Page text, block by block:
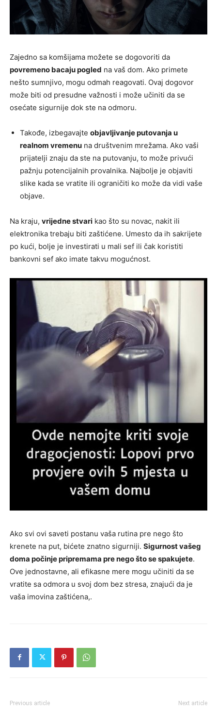
Zajedno sa komšijama možete se dogovoriti da
povremeno bacaju pogled na vaš dom. Ako primete
nešto sumnjivo, mogu odmah reagovati. Ovaj dogovor
može biti od presudne važnosti i može učiniti da se
osećate sigurnije dok ste na odmoru.
Takođe, izbegavajte objavljivanje putovanja u
realnom vremenu na društvenim mrežama. Ako vaši
prijatelji znaju da ste na putovanju, to može privući
pažnju potencijalnih provalnika. Najbolje je objaviti
slike kada se vratite ili ograničiti ko može da vidi vaše
objave.
Na kraju, vrijedne stvari kao što su novac, nakit ili
elektronika trebaju biti zaštićene. Umesto da ih sakrijete
po kući, bolje je investirati u mali sef ili čak koristiti
bankovni sef ako imate takvu mogućnost.
Ako svi ovi saveti postanu vaša rutina pre nego što
krenete na put, bićete znatno sigurniji. Sigurnost vašeg
doma počinje pripremama pre nego što se spakujete.
Ove jednostavne, ali efikasne mere mogu učiniti da se
vratite sa odmora u svoj dom bez stresa, znajući da je
vaša imovina zaštićena,.
Previous article Next article